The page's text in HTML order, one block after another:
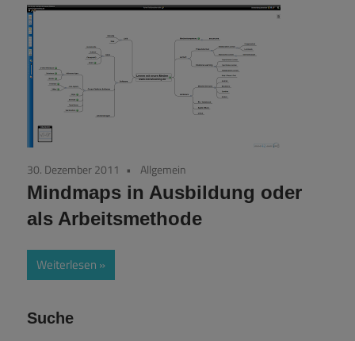
30. Dezember 2011 Allgemein
Mindmaps in Ausbildung oder
als Arbeitsmethode
Weiterlesen
Suche